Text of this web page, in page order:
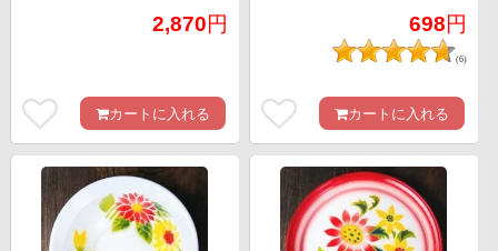
イのホーローれんげ 琺瑯
2,870円
カートに入れる
BRAND〔約16cm×約
698円
(6)
カートに入れる